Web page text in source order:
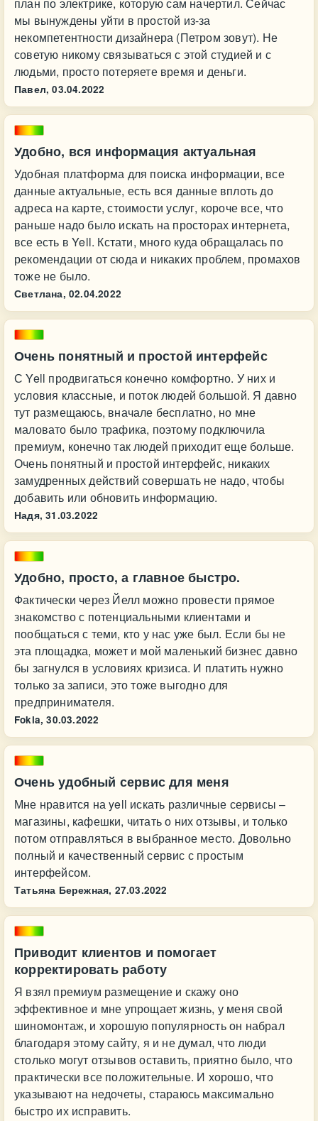
мы вынуждены уйти в простой из-за
некомпетентности дизайнера (Петром зовут). Не
советую никому связываться с этой студией и с
людьми, просто потеряете время и деньги.
Павел, 03.04.2022
Удобно, вся информация актуальная
Удобная платформа для поиска информации, все
данные актуальные, есть вся данные вплоть до
адреса на карте, стоимости услуг, короче все, что
раньше надо было искать на просторах интернета,
все есть в Yell. Кстати, много куда обращалась по
рекомендации от сюда и никаких проблем, промахов
тоже не было.
Светлана, 02.04.2022
Очень понятный и простой интерфейс
С Yell продвигаться конечно комфортно. У них и
условия классные, и поток людей большой. Я давно
тут размещаюсь, вначале бесплатно, но мне
маловато было трафика, поэтому подключила
премиум, конечно так людей приходит еще больше.
Очень понятный и простой интерфейс, никаких
замудренных действий совершать не надо, чтобы
добавить или обновить информацию.
Надя, 31.03.2022
Удобно, просто, а главное быстро.
Фактически через Йелл можно провести прямое
знакомство с потенциальными клиентами и
пообщаться с теми, кто у нас уже был. Если бы не
эта площадка, может и мой маленький бизнес давно
бы загнулся в условиях кризиса. И платить нужно
только за записи, это тоже выгодно для
предпринимателя.
Fokla, 30.03.2022
Очень удобный сервис для меня
Мне нравится на yell искать различные сервисы –
магазины, кафешки, читать о них отзывы, и только
потом отправляться в выбранное место. Довольно
полный и качественный сервис с простым
интерфейсом.
Татьяна Бережная, 27.03.2022
Приводит клиентов и помогает
корректировать работу
Я взял премиум размещение и скажу оно
эффективное и мне упрощает жизнь, у меня свой
шиномонтаж, и хорошую популярность он набрал
благодаря этому сайту, я и не думал, что люди
столько могут отзывов оставить, приятно было, что
практически все положительные. И хорошо, что
указывают на недочеты, стараюсь максимально
быстро их исправить.